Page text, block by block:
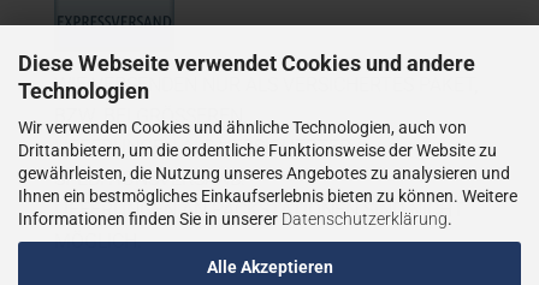
Diese Webseite verwendet Cookies und andere
Technologien
Wir verwenden Cookies und ähnliche Technologien, auch von
Drittanbietern, um die ordentliche Funktionsweise der Website zu
gewährleisten, die Nutzung unseres Angebotes zu analysieren und
Ihnen ein bestmögliches Einkaufserlebnis bieten zu können. Weitere
Informationen finden Sie in unserer Datenschutzerklärung.
Alle Akzeptieren
WIE VERSENDEN NUR ALS VERSICHERTES PAKET,
BZW. BEI GRÖSSEREN
LIEFERUNGEN ALS VERSICHERTER
SPEDITIONSVERSAND.
LIEFERUNGEN AN PACKSTATIONEN SIND NICHT
MÖGLICH.